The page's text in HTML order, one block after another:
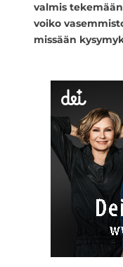
valmis
voiko
missään